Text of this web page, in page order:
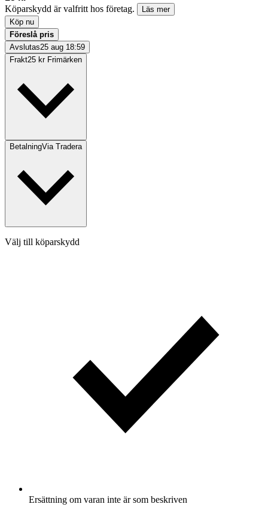
Köparskydd är valfritt hos företag.
Läs mer
Köp nu
Föreslå pris
Avslutas25 aug 18:59
Frakt25 kr Frimärken
BetalningVia Tradera
Välj till köparskydd
Ersättning om varan inte är som beskriven